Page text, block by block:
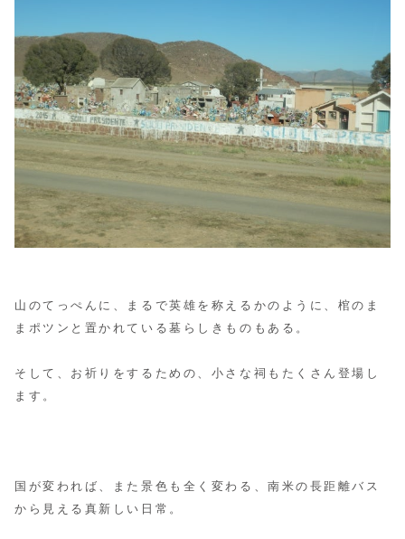
山のてっぺんに、まるで英雄を称えるかのように、棺のま
まポツンと置かれている墓らしきものもある。
そして、お祈りをするための、小さな祠もたくさん登場し
ます。
国が変われば、また景色も全く変わる、南米の長距離バス
から見える真新しい日常。